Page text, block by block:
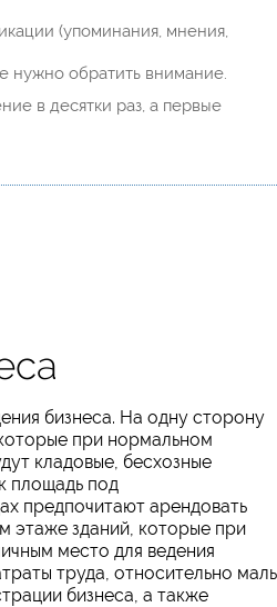
(упоминания, мнения,
нужно обратить внимание.
в десятки раз, а первые
бизнеса. На одну сторону
при нормальном
кладовые, бесхозные
площадь под
предпочитают арендовать
этаже зданий, которые при
место для ведения
труда, относительно
бизнеса, а также